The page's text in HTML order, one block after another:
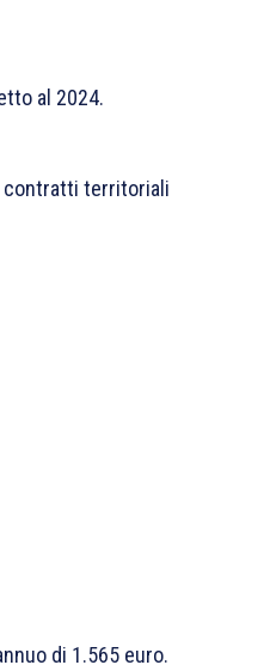
al 2024.
contratti territoriali
di 1.565 euro.